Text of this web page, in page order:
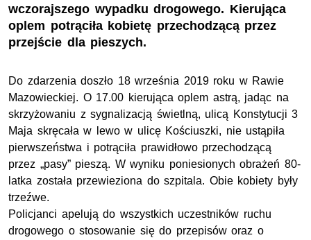
wczorajszego wypadku drogowego. Kierująca
oplem potrąciła kobietę przechodzącą przez
przejście dla pieszych.
Do zdarzenia doszło 18 września 2019 roku w Rawie
Mazowieckiej. O 17.00 kierująca oplem astrą, jadąc na
skrzyżowaniu z sygnalizacją świetlną, ulicą Konstytucji 3
Maja skręcała w lewo w ulicę Kościuszki, nie ustąpiła
pierwszeństwa i potrąciła prawidłowo przechodzącą
przez „pasy” pieszą. W wyniku poniesionych obrażeń 80-
latka została przewieziona do szpitala. Obie kobiety były
trzeźwe.
Policjanci apelują do wszystkich uczestników ruchu
drogowego o stosowanie się do przepisów oraz o